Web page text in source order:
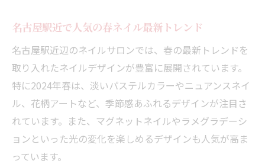
名古屋駅近で人気の春ネイル最新トレンド
名古屋駅近辺のネイルサロンでは、春の最新トレンドを
取り入れたネイルデザインが豊富に展開されています。
特に2024年春は、淡いパステルカラーやニュアンスネイ
ル、花柄アートなど、季節感あふれるデザインが注目さ
れています。また、マグネットネイルやラメグラデーシ
ョンといった光の変化を楽しめるデザインも人気が高ま
っています。